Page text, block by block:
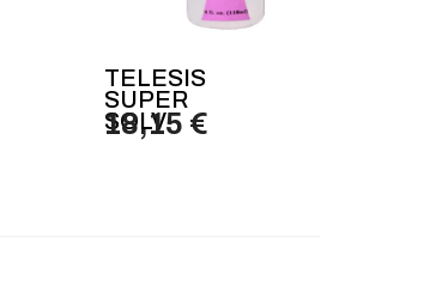
TELESIS
SUPER
SOLV
18,15 €